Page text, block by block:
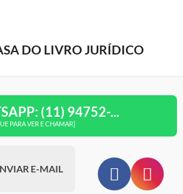
DO LIVRO JURÍDICO
(11) 94752-...
PARA VER E CHAMAR]
E-MAIL